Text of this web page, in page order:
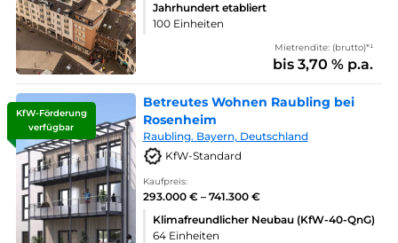
Jahrhundert etabliert
100 Einheiten
Mietrendite: (brutto)*¹
bis 3,70 % p.a.
KfW-Förderung
verfügbar
Betreutes Wohnen Raubling bei
Rosenheim
Raubling. Bayern, Deutschland
KfW-Standard
Kaufpreis:
293.000 € – 741.300 €
Klimafreundlicher Neubau (KfW-40-QnG)
64 Einheiten